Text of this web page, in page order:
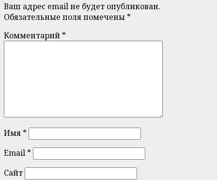
Ваш адрес email не будет опубликован.
Обязательные поля помечены *
Комментарий *
Имя *
Email *
Сайт